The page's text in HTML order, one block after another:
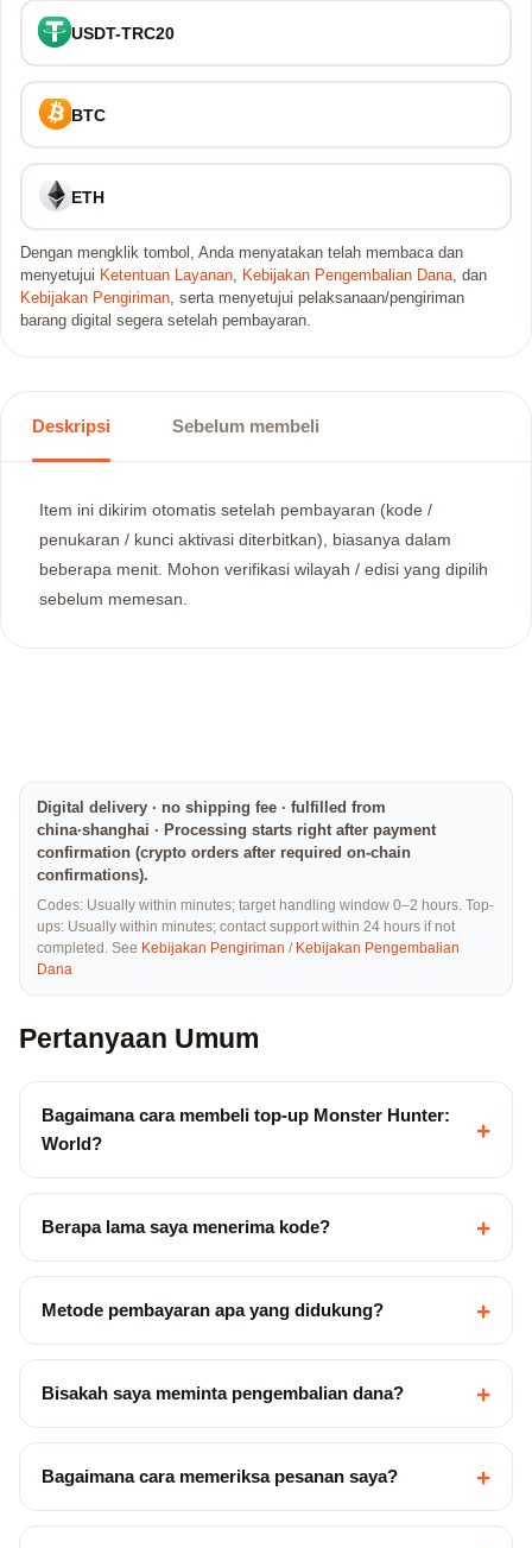
USDT-TRC20
BTC
ETH
Dengan mengklik tombol, Anda menyatakan telah membaca dan
menyetujui Ketentuan Layanan, Kebijakan Pengembalian Dana, dan
Kebijakan Pengiriman, serta menyetujui pelaksanaan/pengiriman
barang digital segera setelah pembayaran.
Deskripsi Sebelum membeli
Item ini dikirim otomatis setelah pembayaran (kode /
penukaran / kunci aktivasi diterbitkan), biasanya dalam
beberapa menit. Mohon verifikasi wilayah / edisi yang dipilih
sebelum memesan.
Digital delivery · no shipping fee · fulfilled from
china·shanghai · Processing starts right after payment
confirmation (crypto orders after required on-chain
confirmations).
Codes: Usually within minutes; target handling window 0–2 hours. Top-
ups: Usually within minutes; contact support within 24 hours if not
completed. See Kebijakan Pengiriman / Kebijakan Pengembalian
Dana
Pertanyaan Umum
Bagaimana cara membeli top-up Monster Hunter:
World?
+
Berapa lama saya menerima kode? +
Metode pembayaran apa yang didukung? +
Bisakah saya meminta pengembalian dana? +
Bagaimana cara memeriksa pesanan saya? +